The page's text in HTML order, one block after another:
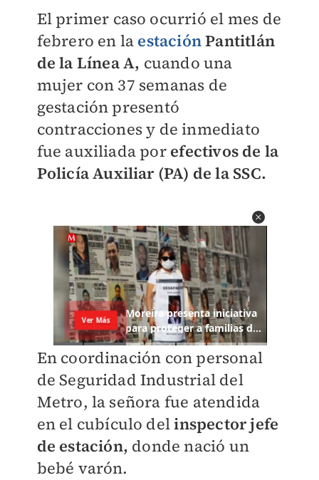
El primer caso ocurrió el mes de
febrero en la estaciónPantitlán
de la Línea A, cuando una
mujer con 37 semanas de
gestación presentó
contracciones y de inmediato
fue auxiliada por efectivos de la
Policía Auxiliar (PA) de la SSC.
En coordinación con personal
de Seguridad Industrial del
Metro, la señora fue atendida
en el cubículo delinspector jefe
de estación, donde nació un
bebé varón.